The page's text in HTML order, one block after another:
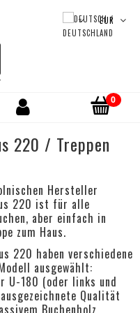
220 / Treppen
Hersteller
220 ist für alle
aber einfach in
zum Haus.
220 haben verschiedene
ausgewählt:
U-180 (oder links und
Qualität